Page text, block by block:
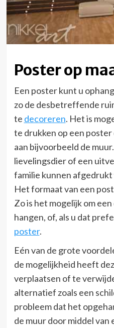
Poster op
Een poster kunt u
zo de desbetreffende
te decoreren. Het is
te drukken op een poster
aan bijvoorbeeld de
lievelingsdier of een
familie kunnen
Het formaat van een
Zo is het mogelijk om
hangen, of, als u dat
poster.
Eén van de grote
de mogelijkheid heeft
verplaatsen of te
alternatief zoals een
probleem dat het
de muur door middel van